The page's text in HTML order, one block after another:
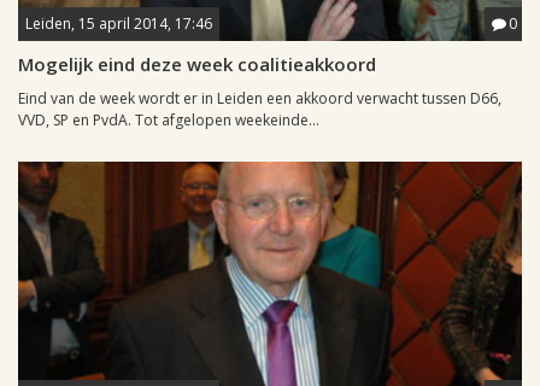
Leiden, 15 april 2014, 17:46 0
Mogelijk eind deze week coalitieakkoord
Eind van de week wordt er in Leiden een akkoord verwacht tussen D66,
VVD, SP en PvdA. Tot afgelopen weekeinde...